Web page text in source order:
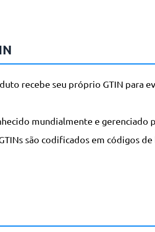
recebe seu próprio GTIN para
mundialmente e gerenciado
são codificados em códigos de